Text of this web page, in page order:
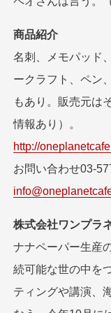
商品紹介
名刺、メモパッド
ークラフト、ペン
もあり。販売元は
情報あり）。
http://
お問い合わせ03-
株式会社ワンプラ
ナナペーパー生産
続可能な世の中を
ティングや講演、